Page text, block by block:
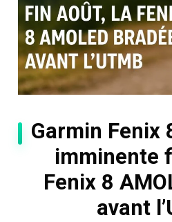
Garmin Fenix
imminente
Fenix 8
avant